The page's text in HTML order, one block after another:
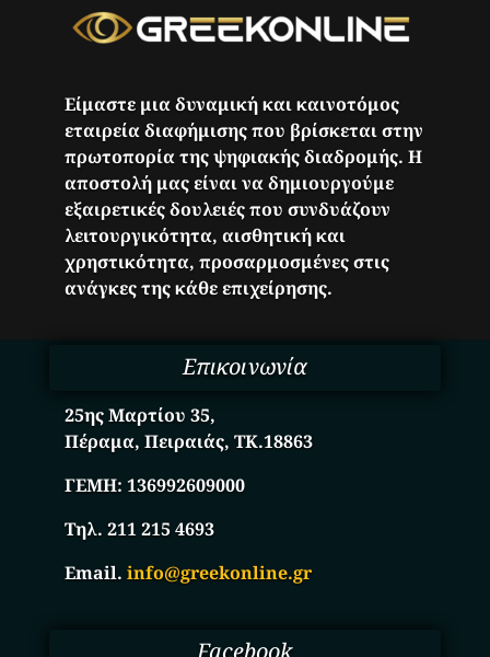
Είμαστε μια δυναμική και καινοτόμος
εταιρεία διαφήμισης που βρίσκεται στην
πρωτοπορία της ψηφιακής διαδρομής. Η
αποστολή μας είναι να δημιουργούμε
εξαιρετικές δουλειές που συνδυάζουν
λειτουργικότητα, αισθητική και
χρηστικότητα, προσαρμοσμένες στις
ανάγκες της κάθε επιχείρησης.
Επικοινωνία
25ης Μαρτίου 35,
Πέραμα, Πειραιάς, ΤΚ.18863
ΓΕΜΗ:136992609000
Τηλ. 211 215 4693
Email.info@greekonline.gr
Facebook